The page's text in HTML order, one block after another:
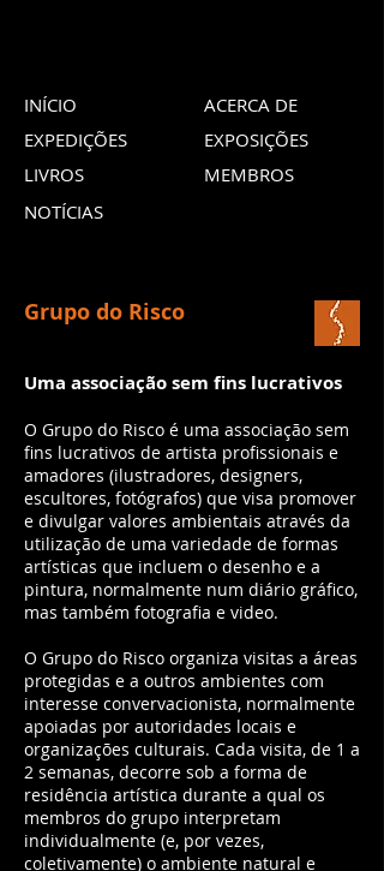
INÍCIO
EXPEDIÇÕES
LIVROS
ACERCA DE
EXPOSIÇÕES
MEMBROS
NOTÍCIAS
Grupo do Risco
Uma associação sem fins lucrativos
O Grupo do Risco é uma associação sem
fins lucrativos de artista profissionais e
amadores (ilustradores, designers,
escultores, fotógrafos) que visa promover
e divulgar valores ambientais através da
utilização de uma variedade de formas
artísticas que incluem o desenho e a
pintura, normalmente num diário gráfico,
mas também fotografia e video.
O Grupo do Risco organiza visitas a áreas
protegidas e a outros ambientes com
interesse convervacionista, normalmente
apoiadas por autoridades locais e
organizações culturais. Cada visita, de 1 a
2 semanas, decorre sob a forma de
residência artística durante a qual os
membros do grupo interpretam
individualmente (e, por vezes,
coletivamente) o ambiente natural e